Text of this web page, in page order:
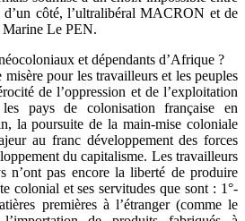
d’un côté, l’ultralibéral MACRON et de
Marine Le PEN.
et dépendants d’Afrique ?
misère pour les travailleurs et les peuples
de l’oppression et de l’exploitation
pays de colonisation française en
la poursuite de la main-mise coloniale
au franc développement des forces
du capitalisme. Les travailleurs
n’ont pas encore la liberté de produire
colonial et ses servitudes que sont : 1°-
premières à l’étranger (comme le